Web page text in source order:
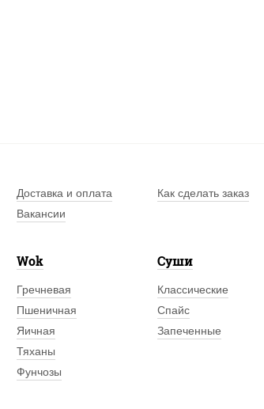
А еще в
Доставка и оплата Как сделать заказ
Вакансии
Wok
Гречневая
Пшеничная
Яичная
Тяханы
Фунчозы
Суши
Классические
Спайс
Запеченные